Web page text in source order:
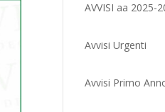
AVVISI aa 2025-
Avvisi Urgenti
Avvisi Primo